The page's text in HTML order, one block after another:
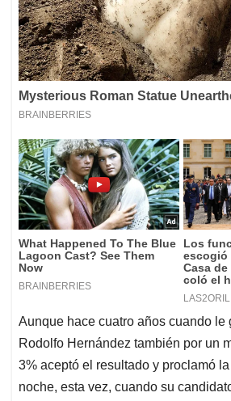
Aunque hace cuatro años cuando le
Rodolfo Hernández también por un
3% aceptó el resultado y proclamó
noche, esta vez, cuando su